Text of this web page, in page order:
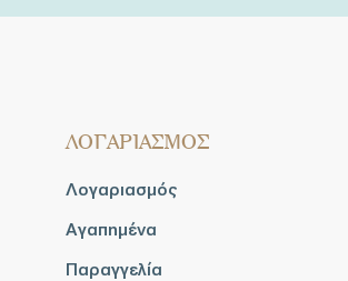
ΛΟΓΑΡΙΑΣΜΟΣ
Λογαριασμός
Αγαπημένα
Παραγγελία